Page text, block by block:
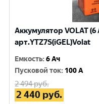
Аккумулятор VOLAT (6
арт.YTZ7S(iGEL)Volat
Емкость:6 Ач
Пусковой ток: 100 A
2 494руб.
2 440 руб.